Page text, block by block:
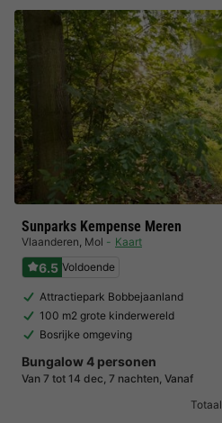
Sunparks Kempense Meren
Vlaanderen, Mol Kaart
6.5 Voldoende
Attractiepark Bobbejaanland
100 m2 grote kinderwereld
Bosrijke omgeving
Bungalow 4 personen
Van 7 tot 14 dec, 7 nachten, Vanaf
Totaal